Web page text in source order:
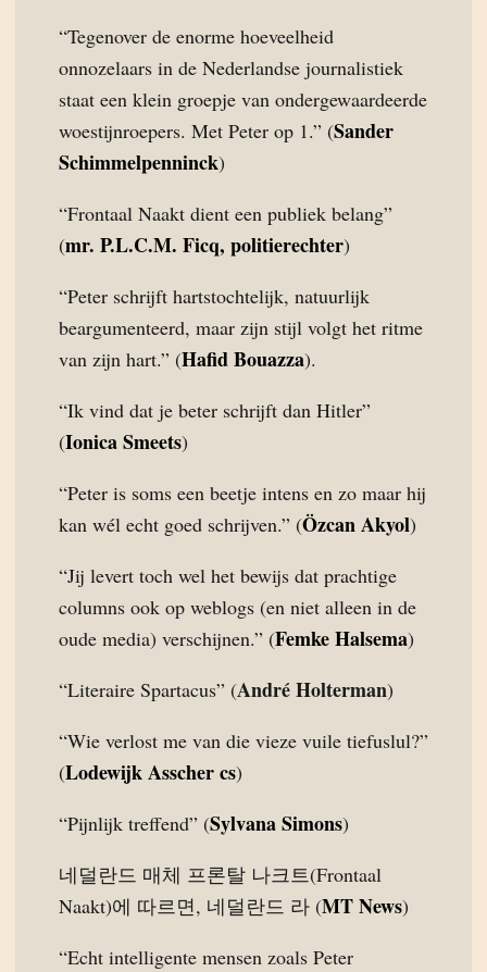
“Tegenover de enorme hoeveelheid
onnozelaars in de Nederlandse journalistiek
staat een klein groepje van ondergewaardeerde
woestijnroepers. Met Peter op 1.” (Sander
Schimmelpenninck)
“Frontaal Naakt dient een publiek belang”
(mr. P.L.C.M. Ficq, politierechter)
“Peter schrijft hartstochtelijk, natuurlijk
beargumenteerd, maar zijn stijl volgt het ritme
van zijn hart.” (Hafid Bouazza).
“Ik vind dat je beter schrijft dan Hitler”
(Ionica Smeets)
“Peter is soms een beetje intens en zo maar hij
kan wél echt goed schrijven.” (Özcan Akyol)
“Jij levert toch wel het bewijs dat prachtige
columns ook op weblogs (en niet alleen in de
oude media) verschijnen.” (Femke Halsema)
“Literaire Spartacus” (André Holterman)
“Wie verlost me van die vieze vuile tiefuslul?”
(Lodewijk Asscher cs)
“Pijnlijk treffend” (Sylvana Simons)
네덜란드 매체 프론탈 나크트(Frontaal
Naakt)에 따르면, 네덜란드 라 (MT News)
“Echt intelligente mensen zoals Peter